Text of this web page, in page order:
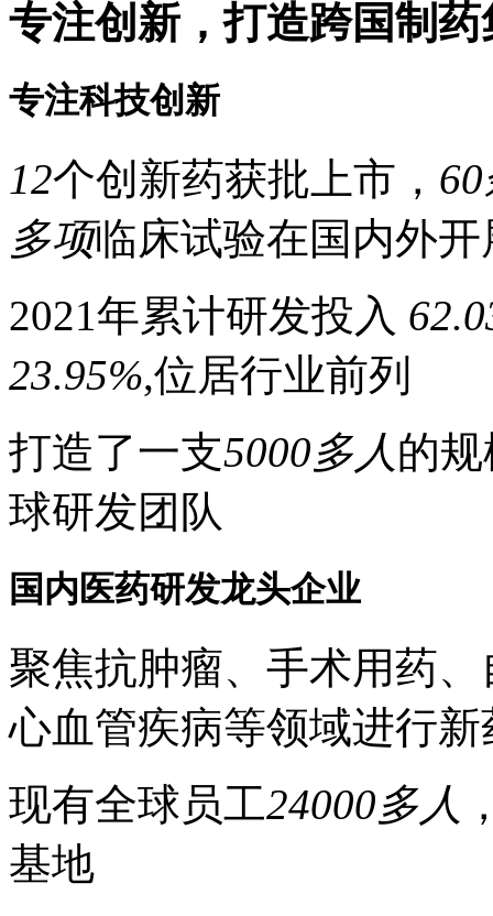
专注创新，打造跨国制药
专注科技创新
12个创新药获批上市，
多项临床试验在国内外开
2021年累计研发投入
23.95%,位居行业前列
打造了一支5000多人 的
球研发团队
国内医药研发龙头企业
聚焦抗肿瘤、手术用药
心血管疾病等领域进行新
现有全球员工24000多人
基地